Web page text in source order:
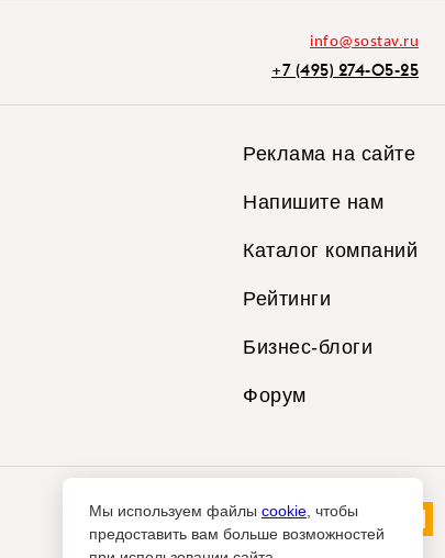
info@sostav.ru
+7 (495) 274-05-25
Реклама на сайте
Напишите нам
Каталог компаний
Рейтинги
Бизнес-блоги
Форум
Мы используем файлы cookie , чтобы
предоставить вам больше возможностей